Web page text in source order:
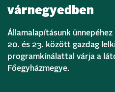
várnegyedben
Államalapításunk
20. és 23. között gazdag
programkínálattal várja a
Főegyházmegye.